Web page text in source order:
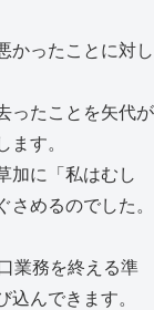
かったことに対し
ったことを矢代が
ます。
加に「私はむし
めるのでした。
業務を終える準
んできます。